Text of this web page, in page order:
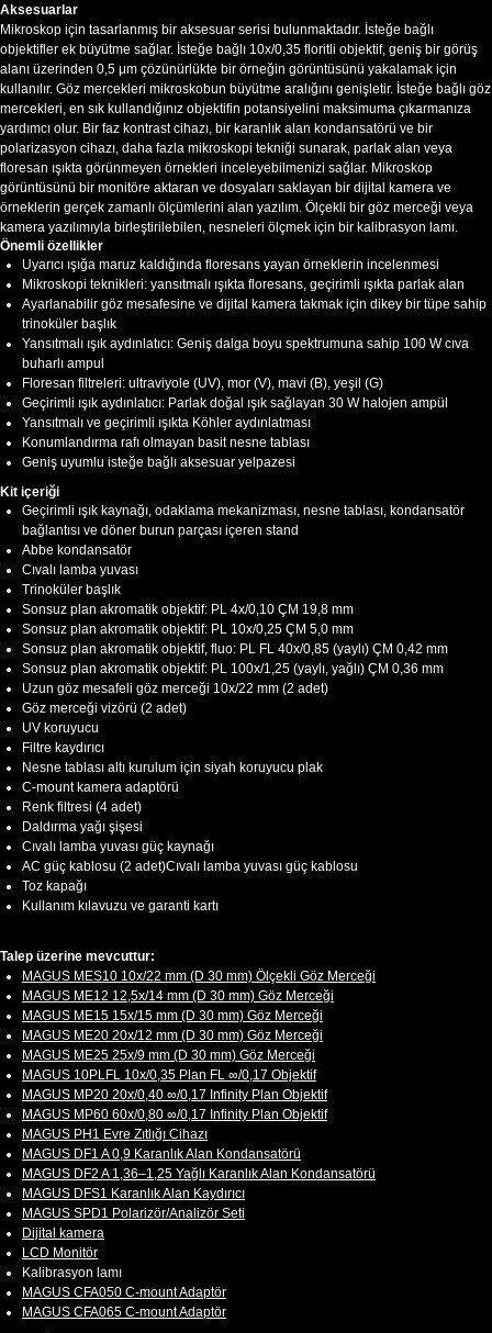
Aksesuarlar
Mikroskop için tasarlanmış bir aksesuar serisi bulunmaktadır. İsteğe bağlı
objektifler ek büyütme sağlar. İsteğe bağlı 10x/0,35 floritli objektif, geniş bir görüş
alanı üzerinden 0,5 μm çözünürlükte bir örneğin görüntüsünü yakalamak için
kullanılır. Göz mercekleri mikroskobun büyütme aralığını genişletir. İsteğe bağlı göz
mercekleri, en sık kullandığınız objektifin potansiyelini maksimuma çıkarmanıza
yardımcı olur. Bir faz kontrast cihazı, bir karanlık alan kondansatörü ve bir
polarizasyon cihazı, daha fazla mikroskopi tekniği sunarak, parlak alan veya
floresan ışıkta görünmeyen örnekleri inceleyebilmenizi sağlar. Mikroskop
görüntüsünü bir monitöre aktaran ve dosyaları saklayan bir dijital kamera ve
örneklerin gerçek zamanlı ölçümlerini alan yazılım. Ölçekli bir göz merceği veya
kamera yazılımıyla birleştirilebilen, nesneleri ölçmek için bir kalibrasyon lamı.
Önemli özellikler
Uyarıcı ışığa maruz kaldığında floresans yayan örneklerin incelenmesi
Mikroskopi teknikleri: yansıtmalı ışıkta floresans, geçirimli ışıkta parlak alan
Ayarlanabilir göz mesafesine ve dijital kamera takmak için dikey bir tüpe sahip
trinoküler başlık
Yansıtmalı ışık aydınlatıcı: Geniş dalga boyu spektrumuna sahip 100 W cıva
buharlı ampul
Floresan filtreleri: ultraviyole (UV), mor (V), mavi (B), yeşil (G)
Geçirimli ışık aydınlatıcı: Parlak doğal ışık sağlayan 30 W halojen ampül
Yansıtmalı ve geçirimli ışıkta Köhler aydınlatması
Konumlandırma rafı olmayan basit nesne tablası
Geniş uyumlu isteğe bağlı aksesuar yelpazesi
Kit içeriği
Geçirimli ışık kaynağı, odaklama mekanizması, nesne tablası, kondansatör
bağlantısı ve döner burun parçası içeren stand
Abbe kondansatör
Cıvalı lamba yuvası
Trinoküler başlık
Sonsuz plan akromatik objektif: PL 4x/0,10 ÇM 19,8 mm
Sonsuz plan akromatik objektif: PL 10x/0,25 ÇM 5,0 mm
Sonsuz plan akromatik objektif, fluo: PL FL 40x/0,85 (yaylı) ÇM 0,42 mm
Sonsuz plan akromatik objektif: PL 100x/1,25 (yaylı, yağlı) ÇM 0,36 mm
Uzun göz mesafeli göz merceği 10x/22 mm (2 adet)
Göz merceği vizörü (2 adet)
UV koruyucu
Filtre kaydırıcı
Nesne tablası altı kurulum için siyah koruyucu plak
C-mount kamera adaptörü
Renk filtresi (4 adet)
Daldırma yağı şişesi
Cıvalı lamba yuvası güç kaynağı
AC güç kablosu (2 adet)Cıvalı lamba yuvası güç kablosu
Toz kapağı
Kullanım kılavuzu ve garanti kartı
Talep üzerine mevcuttur:
MAGUS MES10 10х/22 mm (D 30 mm) Ölçekli Göz Merceği
MAGUS ME12 12,5х/14 mm (D 30 mm) Göz Merceği
MAGUS ME15 15x/15 mm (D 30 mm) Göz Merceği
MAGUS ME20 20х/12 mm (D 30 mm) Göz Merceği
MAGUS ME25 25х/9 mm (D 30 mm) Göz Merceği
MAGUS 10PLFL 10х/0,35 Plan FL ∞/0,17 Objektif
MAGUS MP20 20х/0,40 ∞/0,17 Infinity Plan Objektif
MAGUS MP60 60х/0,80 ∞/0,17 Infinity Plan Objektif
MAGUS PH1 Evre Zıtlığı Cihazı
MAGUS DF1 A 0,9 Karanlık Alan Kondansatörü
MAGUS DF2 A 1,36–1,25 Yağlı Karanlık Alan Kondansatörü
MAGUS DFS1 Karanlık Alan Kaydırıcı
MAGUS SPD1 Polarizör/Analizör Seti
Dijital kamera
LCD Monitör
Kalibrasyon lamı
MAGUS CFA050 C-mount Adaptör
MAGUS CFA065 C-mount Adaptör